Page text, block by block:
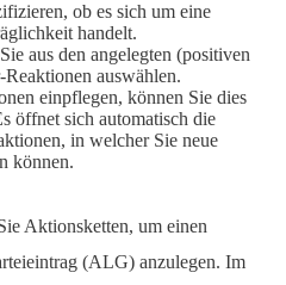
ob es sich um eine
handelt.
aus den angelegten (positiven
auswählen.
einpflegen, können Sie dies
öffnet sich automatisch die
in welcher Sie neue
können.
Aktionsketten, um einen
(ALG) anzulegen. Im